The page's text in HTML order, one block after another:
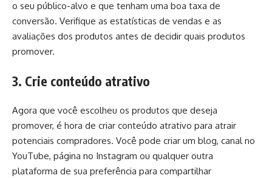
o seu público-alvo e que tenham uma boa taxa de
conversão. Verifique as estatísticas de vendas e as
avaliações dos produtos antes de decidir quais produtos
promover.
3. Crie conteúdo atrativo
Agora que você escolheu os produtos que deseja
promover, é hora de criar conteúdo atrativo para atrair
potenciais compradores. Você pode criar um blog, canal no
YouTube, página no Instagram ou qualquer outra
plataforma de sua preferência para compartilhar